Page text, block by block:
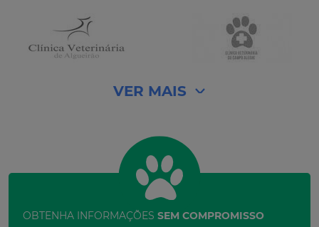
VER MAIS
OBTENHA INFORMAÇÕES SEM COMPROMISSO